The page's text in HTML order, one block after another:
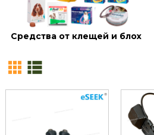
Средства от клещей и блох